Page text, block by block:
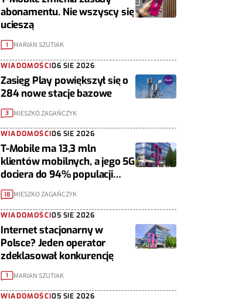
abonamentu. Nie wszyscy się
ucieszą
1 MARIAN SZUTIAK
WIADOMOŚCI06 SIE 2026
Zasięg Play powiększył się o
284 nowe stacje bazowe
3 MIESZKO ZAGAŃCZYK
WIADOMOŚCI06 SIE 2026
T-Mobile ma 13,3 mln
klientów mobilnych, a jego 5G
dociera do 94% populacji
Polski
18 MIESZKO ZAGAŃCZYK
WIADOMOŚCI05 SIE 2026
Internet stacjonarny w
Polsce? Jeden operator
zdeklasował konkurencję
1 MARIAN SZUTIAK
WIADOMOŚCI05 SIE 2026